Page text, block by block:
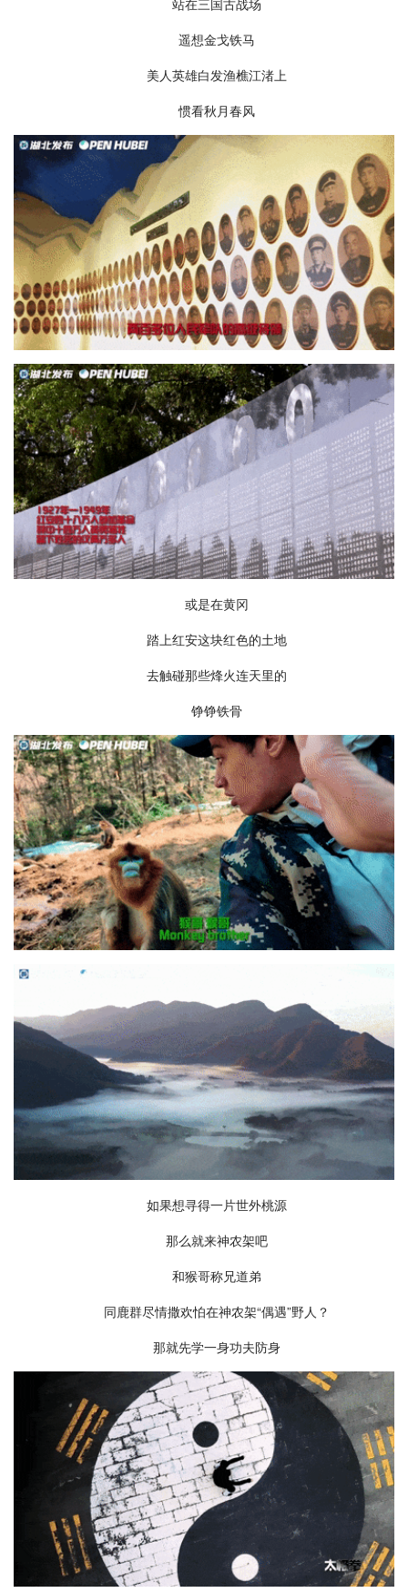
遥想金戈铁马
美人英雄白发渔樵江渚上
惯看秋月春风
或是在黄冈
踏上红安这块红色的土地
去触碰那些烽火连天里的
铮铮铁骨
如果想寻得一片世外桃源
那么就来神农架吧
和猴哥称兄道弟
同鹿群尽情撒欢怕在神农架“偶遇”野人？
那就先学一身功夫防身